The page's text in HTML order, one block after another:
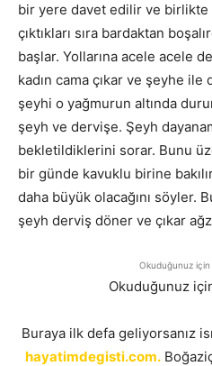
bir yere davet edilir ve birlikte
çıktıkları sıra bardaktan
başlar. Yollarına acele acele
kadın cama çıkar ve şeyhe
şeyhi o yağmurun altında
şeyh ve dervişe. Şeyh
bekletildiklerini sorar. Bunu
bir günde kavuklu birine
daha büyük olacağını söyler.
şeyh derviş döner ve çıkar
Okuduğunuz
Okuduğunuz
Buraya ilk defa geliyorsanız
hayatimdegisti.com.